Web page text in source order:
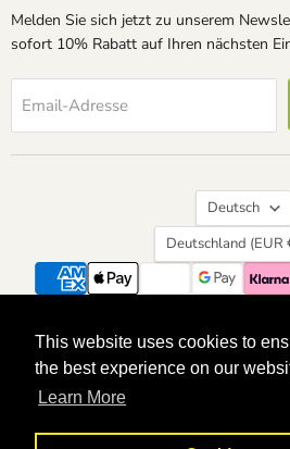
This website uses cookies to
the best experience on our
Learn More
This website uses cookies to
the best experience on our
Learn More
Melden Sie sich jetzt zu unserem
sofort 10% Rabatt auf Ihren nächsten
Email-Adresse
Sprache
Deutsch
Land
Deutschland
Suchen Kontakt Über uns
Vertrag widerrufen
Allgemeine Geschäftsbedingungen
Powered by